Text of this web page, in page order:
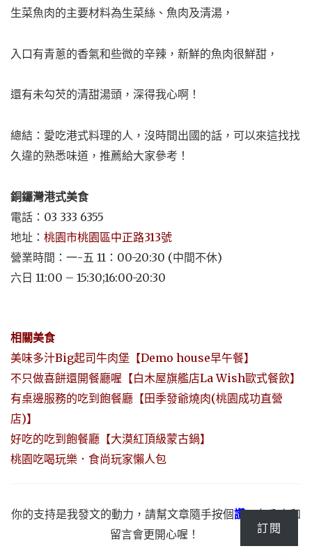
生菜魚肉的主要材料為生菜絲、 魚肉及清湯，
入口有青蔥的香氣和些微的辛辣，新鮮的魚肉很鮮甜，
還有未勾芡的清甜湯頭，深得我心啊！
總結：愛吃港式料理的人，沒時間出國的話，可以來這找找
久違的熟悉味道，推薦給大家參考！
銅鑼灣港式美食
電話：03 333 6355
地址： 桃園市桃園區中正路313號
營業時間：一-五 11：00-20:30 (中間不休)
六日 11:00 – 15:30;16:00-20:30
相關美食
美味多汁Big起司牛肉堡【Demo house早午餐】
不只做喜餅還開餐廳喔【白木屋旗艦店La Wish歐式餐飲】
有桌邊服務的吃到飽餐廳【田季發爺燒肉(桃園成功直營
店)】
好吃的吃到飽餐廳【大漠紅頂級蒙古鍋】
桃園吃喝玩樂．食尚玩家懶人包
你的支持是我發文的動力，請幫文章隨手按個讚，有分享和
留言會更開心喔！
訂閱